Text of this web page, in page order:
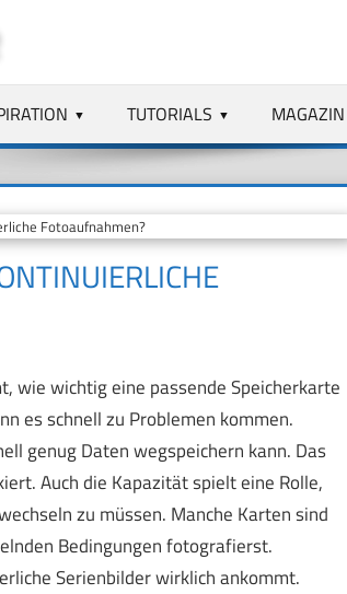
TUTORIALS MAGAZIN
Fotoaufnahmen?
wichtig eine passende Speicherkarte
es schnell zu Problemen kommen.
genug Daten wegspeichern kann. Das
Auch die Kapazität spielt eine Rolle,
zu müssen. Manche Karten sind
Bedingungen fotografierst.
Serienbilder wirklich ankommt.